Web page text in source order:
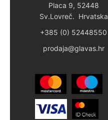
Placa 9, 52448
Sv.Lovreč. Hrvatska
+385 (0) 52448550
prodaja@glavas.hr